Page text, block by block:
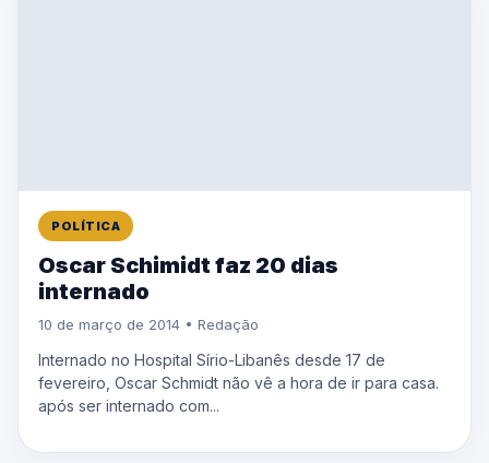
POLÍTICA
Oscar Schimidt faz 20 dias
internado
10 de março de 2014 • Redação
Internado no Hospital Sírio-Libanês desde 17 de
fevereiro, Oscar Schmidt não vê a hora de ir para casa.
após ser internado com...